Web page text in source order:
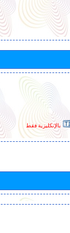
بالإنكليزية فقط